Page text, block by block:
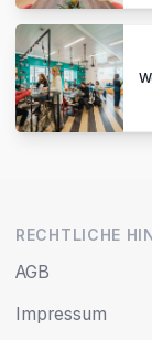
RECHTLICHE
AGB
Impressum